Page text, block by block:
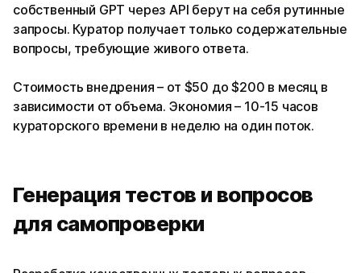
собственный GPT через API берут на себя рутинные
запросы. Куратор получает только содержательные
вопросы, требующие живого ответа.
Стоимость внедрения – от $50 до $200 в месяц в
зависимости от объема. Экономия – 10-15 часов
кураторского времени в неделю на один поток.
Генерация тестов и вопросов
для самопроверки